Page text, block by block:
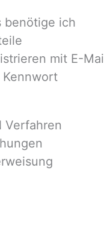
benötige ich
mit E-
Kennwort
Verfahren